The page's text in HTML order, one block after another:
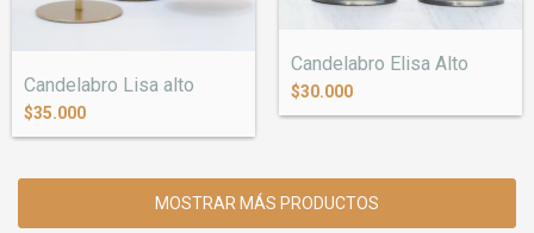
Candelabro Lisa alto
$35.000
Candelabro Elisa Alto
$30.000
MOSTRAR MÁS PRODUCTOS